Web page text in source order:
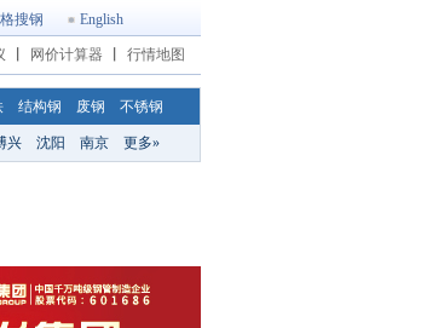
搜钢 English
网价计算器 行情地图
结构钢 废钢 不锈钢
兴 沈阳 南京 更多»